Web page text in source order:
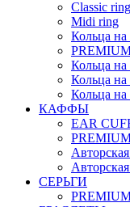
Classic
Midi ring
Кольца на
Кольца на
Кольца на
Кольца на
КАФФЫ
EAR
СЕРЬГИ